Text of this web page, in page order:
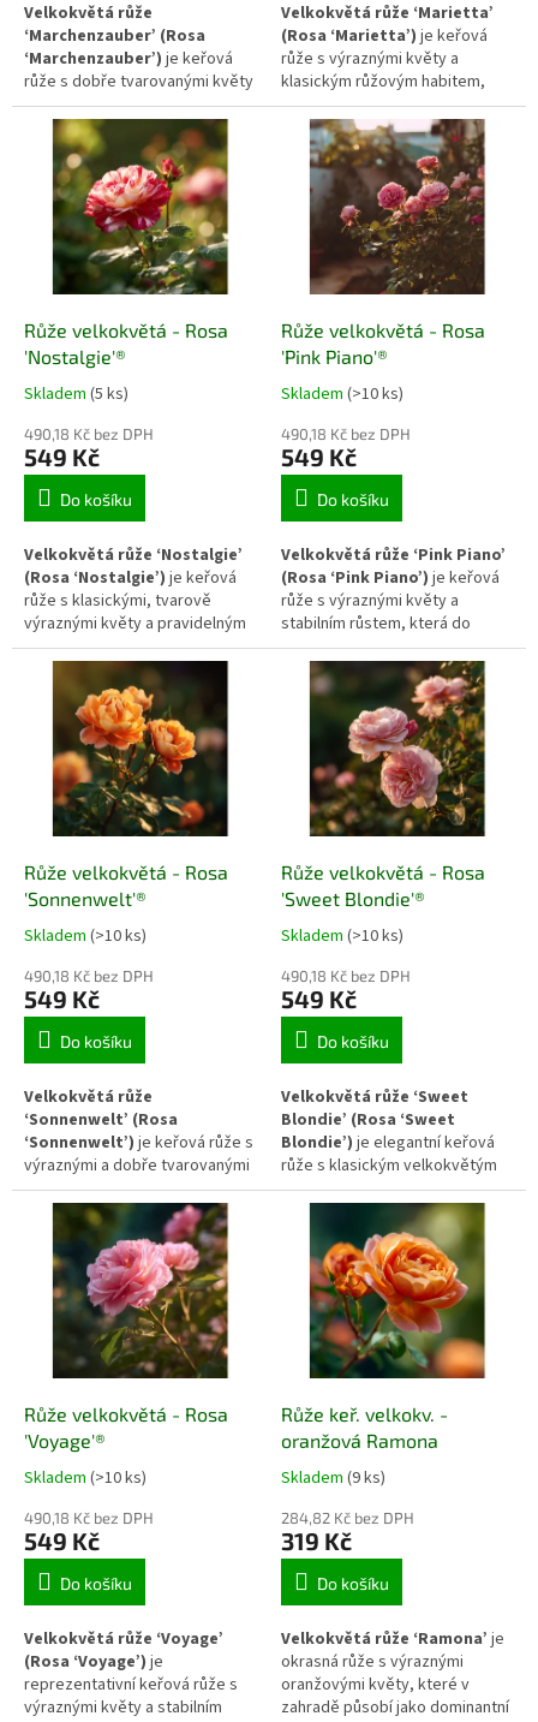
Velkokvětá růže
‘Marchenzauber’ (Rosa
‘Marchenzauber’) je keřová
růže s dobře tvarovanými květy
a pravidelným opakovaným
kvetením. Díky stabilní stavbě
keře a pevně neseným květům
je vhodná do reprezentativních
záhonů i skupinových výsadeb,
kde poskytuje dlouhodobý
dekorativní efekt.
Velkokvětá růže ‘Marietta’
(Rosa ‘Marietta’) je keřová
růže s výraznými květy a
klasickým růžovým habitem,
která vyniká ve formálních i
volných záhonech. Díky
pravidelnému nasazování květů
a pevné stavbě stonků
představuje stabilní dekorativní
prvek vhodný do zahradních
výsadeb i k řezu.
Růže velkokvětá - Rosa
'Nostalgie'®
Skladem (5 ks)
490,18 Kč bez DPH
549 Kč
Do košíku
Velkokvětá růže ‘Nostalgie’
(Rosa ‘Nostalgie’) je keřová
růže s klasickými, tvarově
výraznými květy a pravidelným
kvetením, která přináší do
zahrady harmonický a trvalý
dekorativní prvek. Svým
ztvárněním se hodí do
reprezentativních záhonů i
volných výsadeb, kde vynikne
jak v rostlinném souboru, tak v
řezu.
Růže velkokvětá - Rosa
'Pink Piano'®
Skladem (>10 ks)
490,18 Kč bez DPH
549 Kč
Do košíku
Velkokvětá růže ‘Pink Piano’
(Rosa ‘Pink Piano’) je keřová
růže s výraznými květy a
stabilním růstem, která do
záhonů přináší harmonický a
stálý barevný prvek. Díky
pravidelnému nasazování květů
a pevné stavbě stonků je
vhodná jak do reprezentativních
výsadeb, tak i jako dekorativní
rostlina k řezu.
Růže velkokvětá - Rosa
'Sonnenwelt'®
Skladem (>10 ks)
490,18 Kč bez DPH
549 Kč
Do košíku
Velkokvětá růže
‘Sonnenwelt’ (Rosa
‘Sonnenwelt’) je keřová růže s
výraznými a dobře tvarovanými
květy, která v zahradě vytváří
stabilní dekorativní prvek s
působivým rozmachem. Díky
pravidelnému nasazování květů
a pevné stavbě stonků je
vhodná jak do záhonů, tak i do
skupinových výsadeb nebo jako
řežná rostlina.
Růže velkokvětá - Rosa
'Sweet Blondie'®
Skladem (>10 ks)
490,18 Kč bez DPH
549 Kč
Do košíku
Velkokvětá růže ‘Sweet
Blondie’ (Rosa ‘Sweet
Blondie’) je elegantní keřová
růže s klasickým velkokvětým
habitem, která se uplatňuje v
reprezentativních záhonech i
samostatných výsadbách. Díky
pevnému růstu a pravidelnému
nasazování květů působí v
zahradě klidně, vyváženě a
dlouhodobě stabilně.
Růže velkokvětá - Rosa
'Voyage'®
Skladem (>10 ks)
490,18 Kč bez DPH
549 Kč
Do košíku
Velkokvětá růže ‘Voyage’
(Rosa ‘Voyage’) je
reprezentativní keřová růže s
výraznými květy a stabilním
Růže keř. velkokv. -
oranžová Ramona
Skladem (9 ks)
284,82 Kč bez DPH
319 Kč
Do košíku
Velkokvětá růže ‘Ramona’ je
okrasná růže s výraznými
oranžovými květy, které v
zahradě působí jako dominantní